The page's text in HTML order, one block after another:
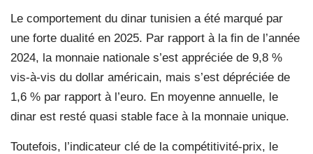
Le comportement du dinar tunisien a été marqué par
une forte dualité en 2025. Par rapport à la fin de l’année
2024, la monnaie nationale s’est appréciée de 9,8 %
vis-à-vis du dollar américain, mais s’est dépréciée de
1,6 % par rapport à l’euro. En moyenne annuelle, le
dinar est resté quasi stable face à la monnaie unique.
Toutefois, l’indicateur clé de la compétitivité-prix, le